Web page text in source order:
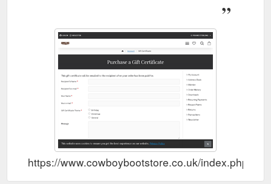
https://www.cowboybootstore.co.uk/